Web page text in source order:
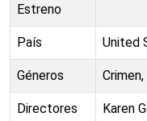
Estreno
País United
Géneros
Directores Karen